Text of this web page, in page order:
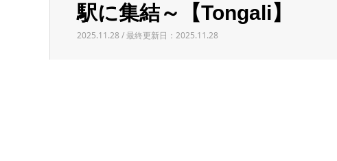
駅に集結～【Tongali】
2025.11.28 / 最終更新日：2025.11.28